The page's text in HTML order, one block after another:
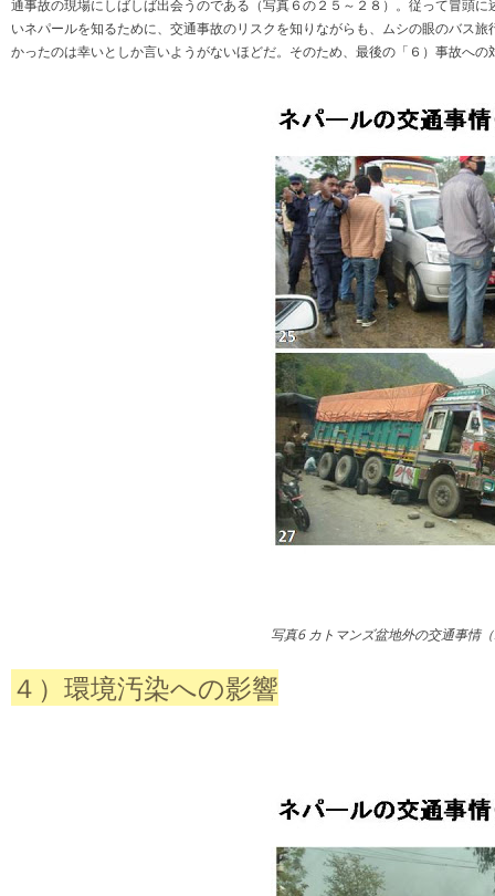
通事故の現場にしばしば出会うのである（写真６の２５～２８）。従って冒頭
いネパールを知るために、交通事故のリスクを知りながらも、ムシの眼のバス
かったのは幸いとしか言いようがないほどだ。そのため、最後の「６）事故へ
写真6 カトマンズ盆地外の交通事情
４）環境汚染への影響